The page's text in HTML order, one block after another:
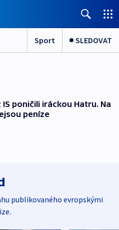
Sport SLEDOVAT
IS poničili iráckou Hatru. Na
peníze
publikovaného evropskými